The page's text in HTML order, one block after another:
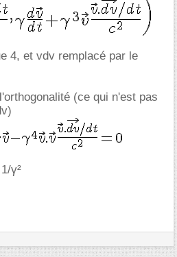
4, et vdv remplacé par le
(ce qui n'est pas
γ²